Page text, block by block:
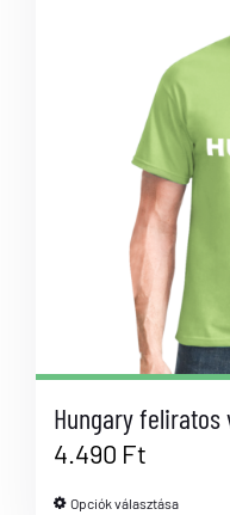
Hungary feliratos
4.490 Ft
Opciók választása